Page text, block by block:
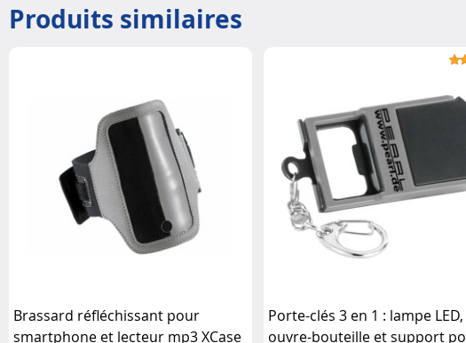
Produits similaires
Brassard réfléchissant pour
smartphone et lecteur mp3 XCase
Porte-clés 3 en 1 : lampe LED,
ouvre-bouteille et support